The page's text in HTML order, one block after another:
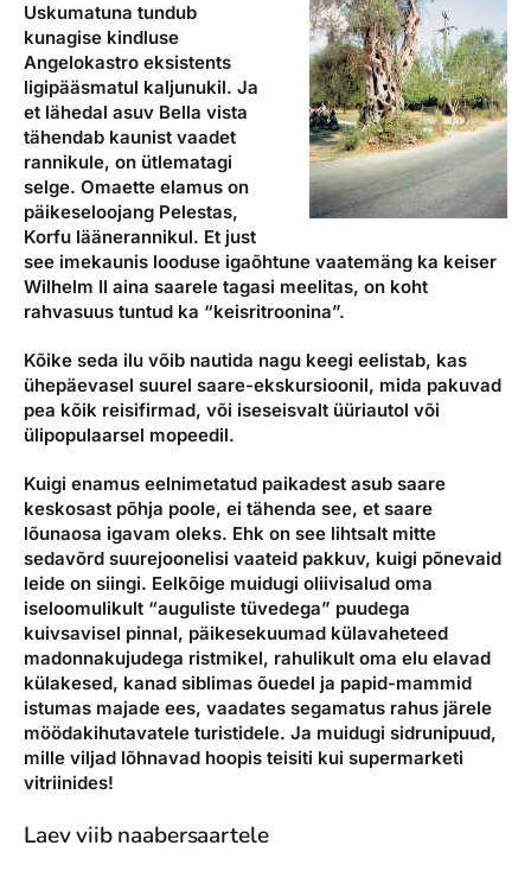
Uskumatuna tundub
kunagise kindluse
Angelokastro eksistents
ligipääsmatul kaljunukil. Ja
et lähedal asuv Bella vista
tähendab kaunist vaadet
rannikule, on ütlematagi
selge. Omaette elamus on
päikeseloojang Pelestas,
Korfu läänerannikul. Et just
see imekaunis looduse igaõhtune vaatemäng ka keiser
Wilhelm II aina saarele tagasi meelitas, on koht
rahvasuus tuntud ka “keisritroonina”.
Kõike seda ilu võib nautida nagu keegi eelistab, kas
ühepäevasel suurel saare-ekskursioonil, mida pakuvad
pea kõik reisifirmad, või iseseisvalt üüriautol või
ülipopulaarsel mopeedil.
Kuigi enamus eelnimetatud paikadest asub saare
keskosast põhja poole, ei tähenda see, et saare
lõunaosa igavam oleks. Ehk on see lihtsalt mitte
sedavõrd suurejoonelisi vaateid pakkuv, kuigi põnevaid
leide on siingi. Eelkõige muidugi oliivisalud oma
iseloomulikult “auguliste tüvedega” puudega
kuivsavisel pinnal, päikesekuumad külavaheteed
madonnakujudega ristmikel, rahulikult oma elu elavad
külakesed, kanad siblimas õuedel ja papid-mammid
istumas majade ees, vaadates segamatus rahus järele
möödakihutavatele turistidele. Ja muidugi sidrunipuud,
mille viljad lõhnavad hoopis teisiti kui supermarketi
vitriinides!
Laev viib naabersaartele